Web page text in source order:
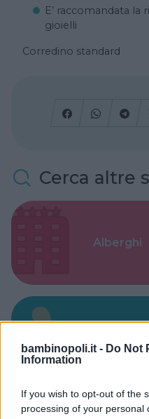
bambinopoli.it - Do Not
Information
If you wish to opt-out of the
processing of your personal
E’ raccomandata
gioielli
Corredino standard
Cerca altre
Alberghi